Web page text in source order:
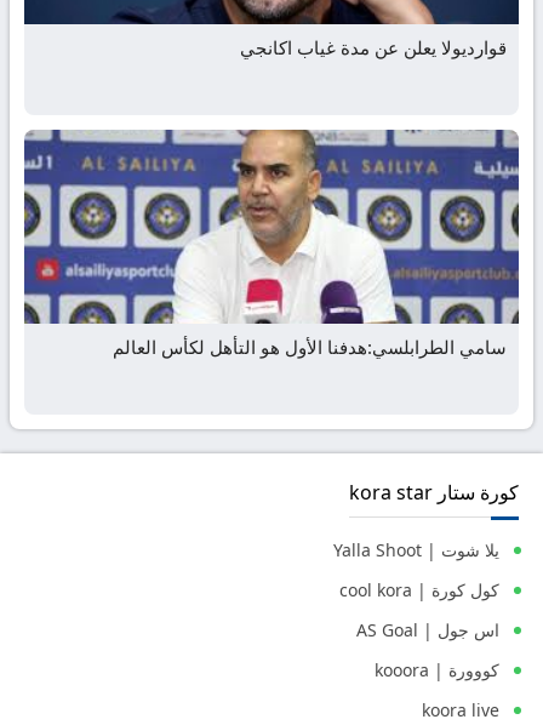
قوارديولا يعلن عن مدة غياب اكانجي
سامي الطرابلسي:هدفنا الأول هو التأهل لكأس العالم
كورة ستار kora star
يلا شوت | Yalla Shoot
كول كورة | cool kora
اس جول | AS Goal
كووورة | kooora
koora live